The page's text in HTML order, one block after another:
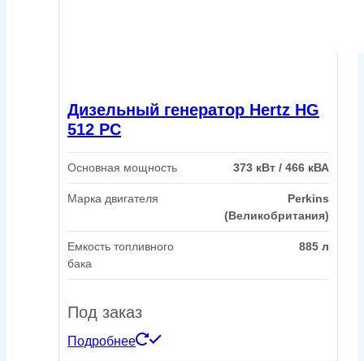
Дизельный генератор Hertz HG
512 PC
Основная мощность 373 кВт / 466 кВА
Марка двигателя
Perkins
(Великобритания)
Емкость топливного
бака
885 л
Под заказ
Подробнее